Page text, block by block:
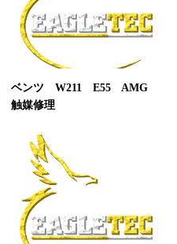
ベンツ W211 E55 AMG
触媒修理